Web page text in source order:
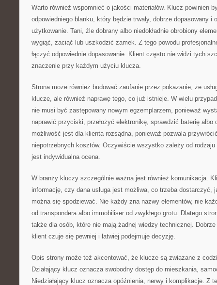
Warto również wspomnieć o jakości materiałów. Klucz powinien
odpowiedniego blanku, który będzie trwały, dobrze dopasowany i
użytkowanie. Tani, źle dobrany albo niedokładnie obrobiony
wygiąć, zaciąć lub uszkodzić zamek. Z tego powodu
łączyć odpowiednie dopasowanie. Klient często nie widzi tych
znaczenie przy każdym użyciu klucza.
Strona może również budować zaufanie przez pokazanie, że
klucze, ale również naprawę tego, co już istnieje. W wielu
nie musi być zastępowany nowym egzemplarzem, ponieważ
naprawić przyciski, przełożyć elektronikę, sprawdzić baterię albo
możliwość jest dla klienta rozsądna, ponieważ pozwala
niepotrzebnych kosztów. Oczywiście wszystko zależy od
jest indywidualna ocena.
W branży kluczy szczególnie ważna jest również komunikacja.
informację, czy dana usługa jest możliwa, co trzeba dostarczyć,
można się spodziewać. Nie każdy zna nazwy elementów, nie
od transpondera albo immobiliser od zwykłego grotu. Dlatego
także dla osób, które nie mają żadnej wiedzy technicznej. Dobrze
klient czuje się pewniej i łatwiej podejmuje decyzję.
Opis strony może też akcentować, że klucze są związane z
Działający klucz oznacza swobodny dostęp do mieszkania,
Niedziałający klucz oznacza opóźnienia, nerwy i komplikacje. Z